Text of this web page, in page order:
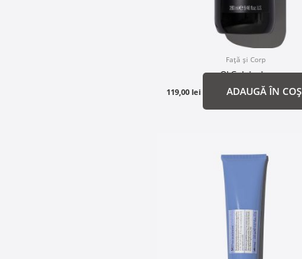
Față și Corp
OI Gel de duș
119,00 lei ADAUGĂ ÎN COȘ